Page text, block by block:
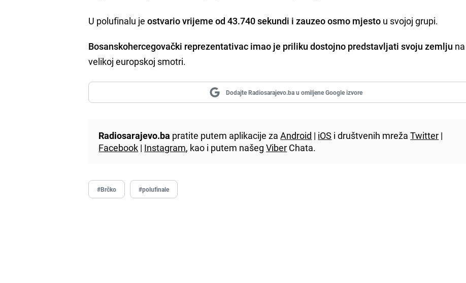
U polufinalu jeostvario vrijeme od 43.740 sekundi i zauzeo osmo mjesto u svojoj grupi.
Bosanskohercegovački reprezentativac imao je priliku dostojno predstavljati svoju zemlju na
velikoj europskoj smotri.
Dodajte Radiosarajevo.ba u omiljene Google izvore
Radiosarajevo.ba pratite putem aplikacije zaAndroid | iOS i društvenih mrežaTwitter |
Facebook | Instagram, kao i putem našegViber Chata.
#Brčko #polufinale